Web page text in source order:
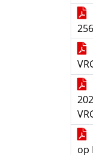
op